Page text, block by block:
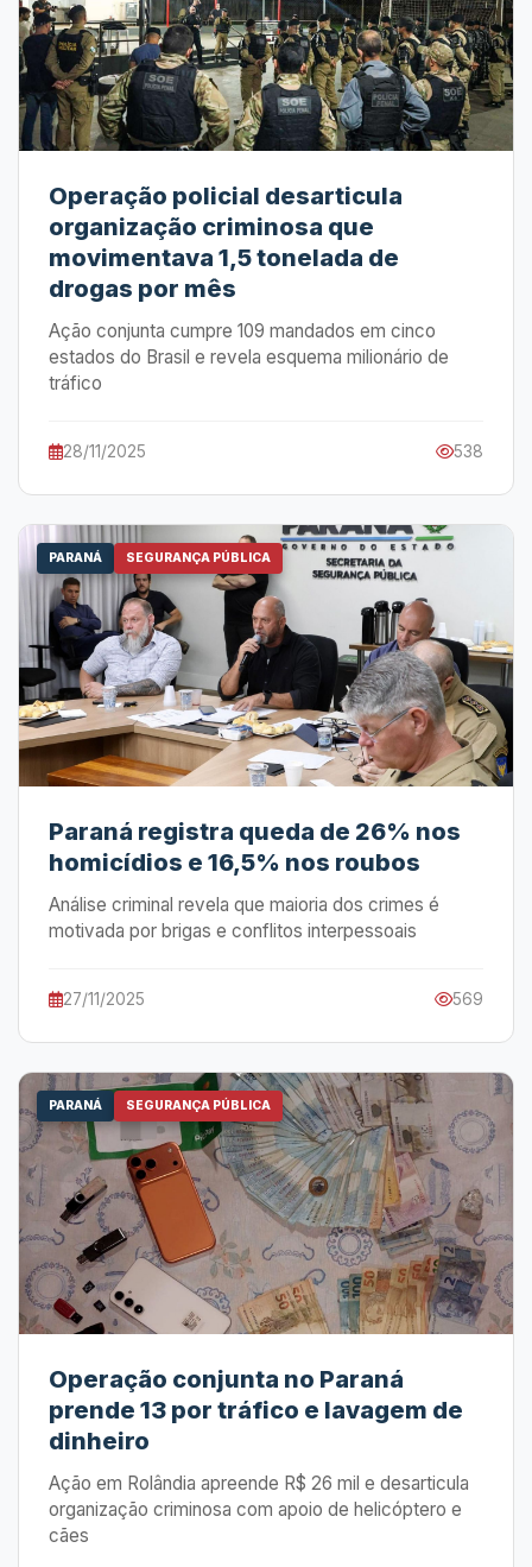
Operação policial desarticula
organização criminosa que
movimentava 1,5 tonelada de
drogas por mês
Ação conjunta cumpre 109 mandados em cinco
estados do Brasil e revela esquema milionário de
tráfico
28/11/2025 538
PARANÁ SEGURANÇA PÚBLICA
Paraná registra queda de 26% nos
homicídios e 16,5% nos roubos
Análise criminal revela que maioria dos crimes é
motivada por brigas e conflitos interpessoais
27/11/2025 569
PARANÁ SEGURANÇA PÚBLICA
Operação conjunta no Paraná
prende 13 por tráfico e lavagem de
dinheiro
Ação em Rolândia apreende R$ 26 mil e desarticula
organização criminosa com apoio de helicóptero e
cães